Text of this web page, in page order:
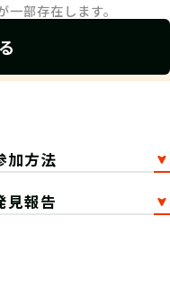
部存在します。
加方法
見報告